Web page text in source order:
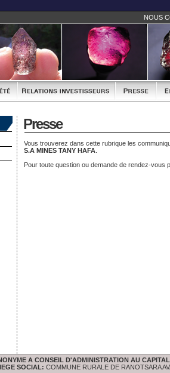
NOUS
Presse
Vous trouverez dans cette rubrique les
S.A MINES TANY HAFA
Pour toute question ou demande de rendez-
A CONSEIL D'ADMINISTRATION AU
SOCIAL: COMMUNE RURALE DE RANOTSARA